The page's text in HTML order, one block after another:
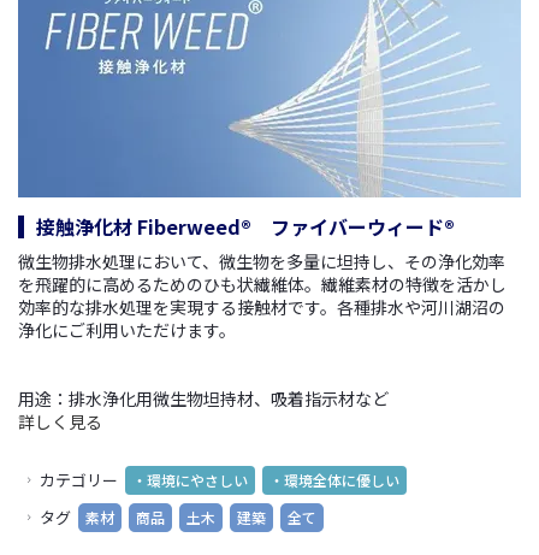
接触浄化材 Fiberweed® ファイバーウィード®
微生物排水処理において、微生物を多量に坦持し、その浄化効率
を飛躍的に高めるためのひも状繊維体。繊維素材の特徴を活かし
効率的な排水処理を実現する接触材です。各種排水や河川湖沼の
浄化にご利用いただけます。
用途：排水浄化用微生物坦持材、吸着指示材など
詳しく見る
カテゴリー ・環境にやさしい ・環境全体に優しい
タグ 素材 商品 土木 建築 全て